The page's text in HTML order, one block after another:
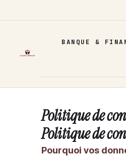
au
BANQUE &
Politique de
Politique de
Pourquoi vos